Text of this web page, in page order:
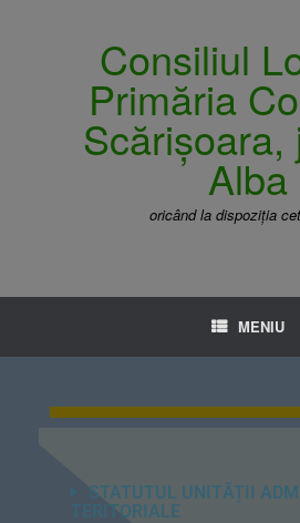
Consiliul
Primăria
Scărișoara,
Alba
oricând la dispoziția
MENIU
STATUTUL UNITĂȚII
TERITORIALE